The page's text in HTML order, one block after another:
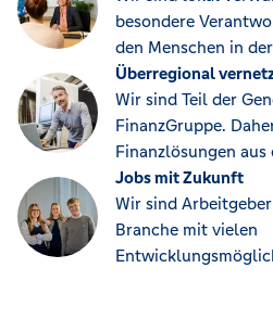
besondere
den Menschen in
Überregional
Wir sind Teil der
FinanzGruppe.
Finanzlösungen aus
Jobs mit Zukunft
Wir sind
Branche mit vielen